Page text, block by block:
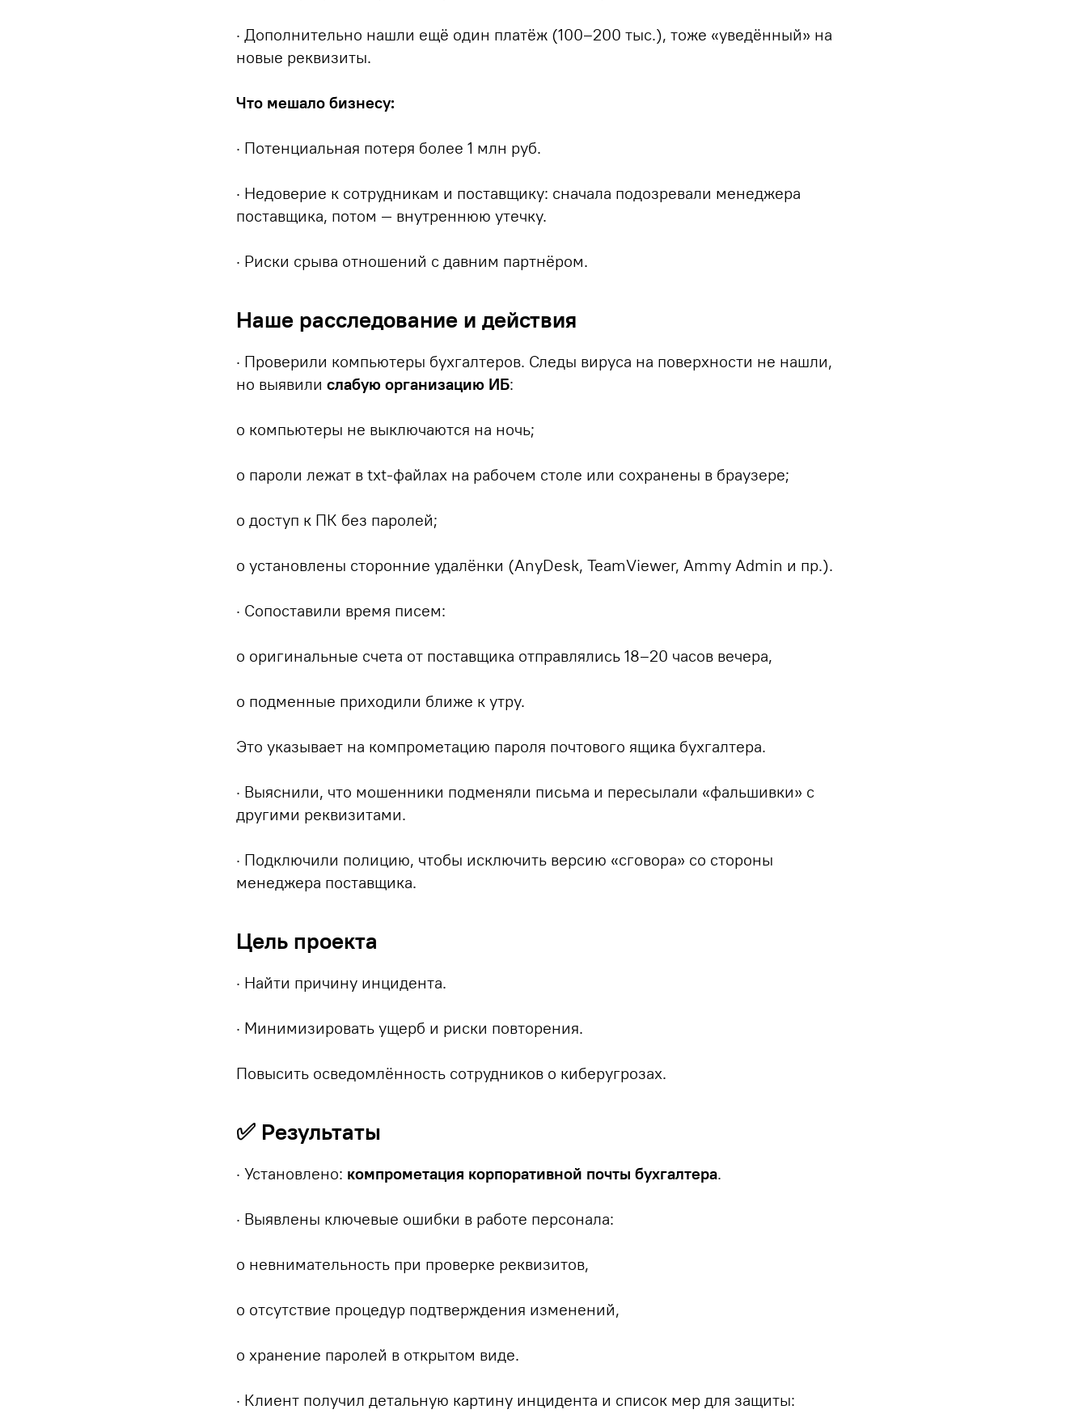
· Дополнительно нашли ещё один платёж (100–200 тыс.), тоже «уведённый» на
новые реквизиты.
Что мешало бизнесу:
· Потенциальная потеря более 1 млн руб.
· Недоверие к сотрудникам и поставщику: сначала подозревали менеджера
поставщика, потом — внутреннюю утечку.
· Риски срыва отношений с давним партнёром.
Наше расследование и действия
· Проверили компьютеры бухгалтеров. Следы вируса на поверхности не нашли,
но выявили слабую организацию ИБ:
o компьютеры не выключаются на ночь;
o пароли лежат в txt-файлах на рабочем столе или сохранены в браузере;
o доступ к ПК без паролей;
o установлены сторонние удалёнки (AnyDesk, TeamViewer, Ammy Admin и пр.).
· Сопоставили время писем:
o оригинальные счета от поставщика отправлялись 18–20 часов вечера,
o подменные приходили ближе к утру.
Это указывает на компрометацию пароля почтового ящика бухгалтера.
· Выяснили, что мошенники подменяли письма и пересылали «фальшивки» с
другими реквизитами.
· Подключили полицию, чтобы исключить версию «сговора» со стороны
менеджера поставщика.
Цель проекта
· Найти причину инцидента.
· Минимизировать ущерб и риски повторения.
Повысить осведомлённость сотрудников о киберугрозах.
✅ Результаты
· Установлено: компрометация корпоративной почты бухгалтера.
· Выявлены ключевые ошибки в работе персонала:
o невнимательность при проверке реквизитов,
o отсутствие процедур подтверждения изменений,
o хранение паролей в открытом виде.
· Клиент получил детальную картину инцидента и список мер для защиты: